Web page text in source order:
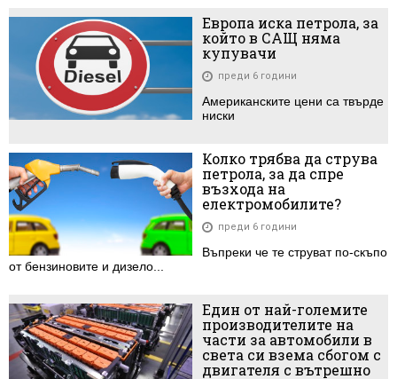
Европа иска петрола, за
който в САЩ няма
купувачи
преди 6 години
Американските цени са твърде
ниски
Колко трябва да струва
петрола, за да спре
възхода на
електромобилите?
преди 6 години
Въпреки че те струват по-скъпо
от бензиновите и дизело...
Един от най-големите
производителите на
части за автомобили в
света си взема сбогом с
двигателя с вътрешно